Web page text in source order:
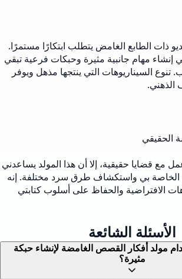
ذات الطابع الغامض يتطلب ابتكارًا مستمرًا.
إنشاء مهام جانبية مثيرة وحبكات فرعية تبقي
تنوع السيناريوهات التي ينتجها مذهل ويوفر
الحقيقي
مع قضايا حقيقية، إلا أن هذا المولد يساعدني
الخاصة بي واستكشاف طرق سرد مختلفة. إنه
الافتراضية والحفاظ على أسلوب كتابتي
الأسئلة الشائعة
مولد أفكار القصص الغامضة لإنشاء حبكة
مثيرة؟